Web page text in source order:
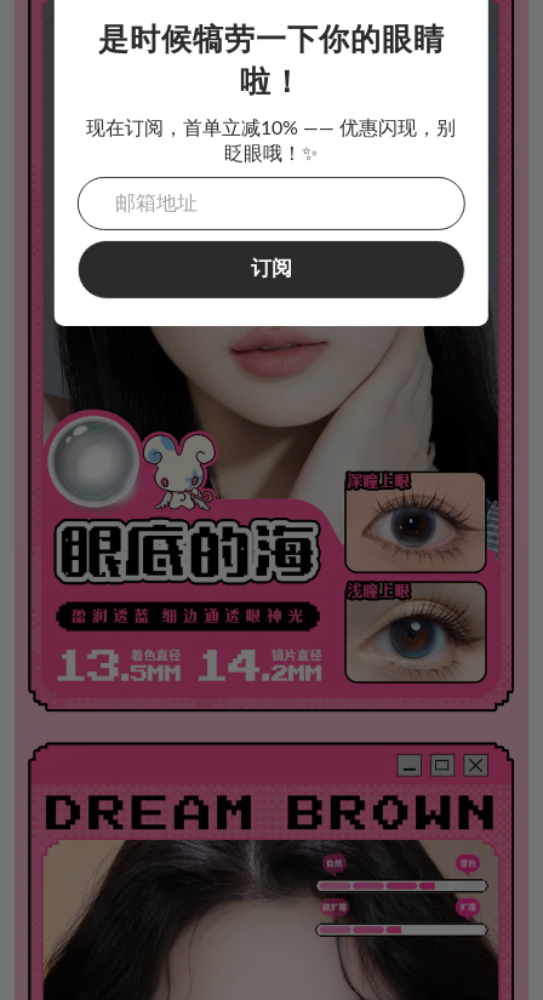
是时候犒劳一下你的眼睛
啦！
现在订阅，首单立减10% —— 优惠闪现，别
眨眼哦！✨
订阅